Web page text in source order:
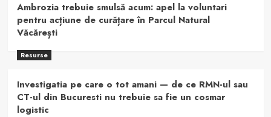
Ambrozia trebuie smulsă acum: apel la voluntari
pentru acțiune de curățare în Parcul Natural
Văcărești
Resurse
Investigatia pe care o tot amani — de ce RMN-ul sau
CT-ul din Bucuresti nu trebuie sa fie un cosmar
logistic